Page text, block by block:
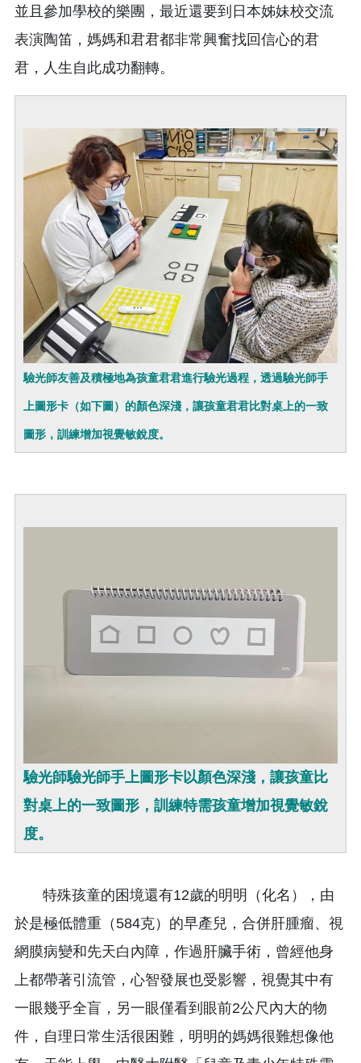
並且參加學校的樂團，最近還要到日本姊妹校交流
表演陶笛，媽媽和君君都非常興奮找回信心的君
君，人生自此成功翻轉。
驗光師友善及積極地為孩童君君進行驗光過程，透過驗光師手
上圖形卡（如下圖）的顏色深淺，讓孩童君君比對桌上的一致
圖形，訓練增加視覺敏銳度。
驗光師驗光師手上圖形卡以顏色深淺，讓孩童比
對桌上的一致圖形，訓練特需孩童增加視覺敏銳
度。
特殊孩童的困境還有12歲的明明（化名），由
於是極低體重（584克）的早產兒，合併肝腫瘤、視
網膜病變和先天白內障，作過肝臟手術，曾經他身
上都帶著引流管，心智發展也受影響，視覺其中有
一眼幾乎全盲，另一眼僅看到眼前2公尺內大的物
件，自理日常生活很困難，明明的媽媽很難想像他